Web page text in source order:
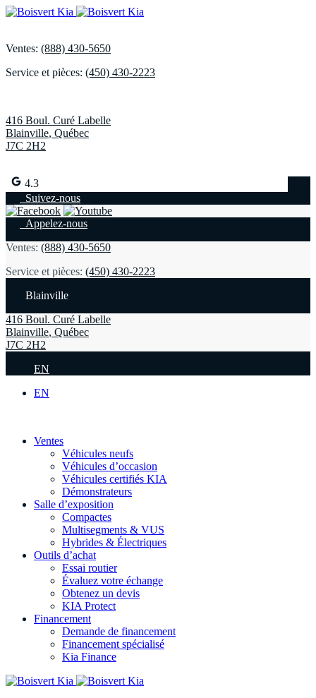
Ventes: (888) 430-5650
Service et pièces: (450) 430-2223
416 Boul. Curé Labelle
Blainville, Québec
J7C 2H2
4.3
Suivez-nous
Appelez-nous
Ventes: (888) 430-5650
Service et pièces: (450) 430-2223
Blainville
416 Boul. Curé Labelle
Blainville, Québec
J7C 2H2
EN
EN
Ventes
Véhicules neufs
Véhicules d’occasion
Véhicules certifiés KIA
Démonstrateurs
Salle d’exposition
Compactes
Multisegments & VUS
Hybrides & Électriques
Outils d’achat
Essai routier
Évaluez votre échange
Obtenez un devis
KIA Protect
Financement
Demande de financement
Financement spécialisé
Kia Finance